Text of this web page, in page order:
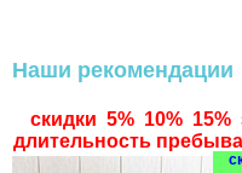
Наши рекомендации
скидки 5% 10% 15%
длительность